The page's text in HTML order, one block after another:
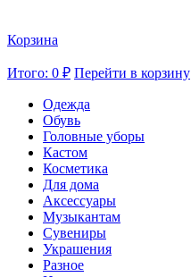
Корзина
Итого: 0 ₽ Перейти в корзину
Одежда
Обувь
Головные уборы
Кастом
Косметика
Для дома
Аксессуары
Музыкантам
Сувениры
Украшения
Разное